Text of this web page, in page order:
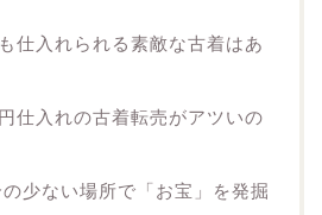
仕入れられる素敵な古着はあ
仕入れの古着転売がアツいの
少ない場所で「お宝」を発掘